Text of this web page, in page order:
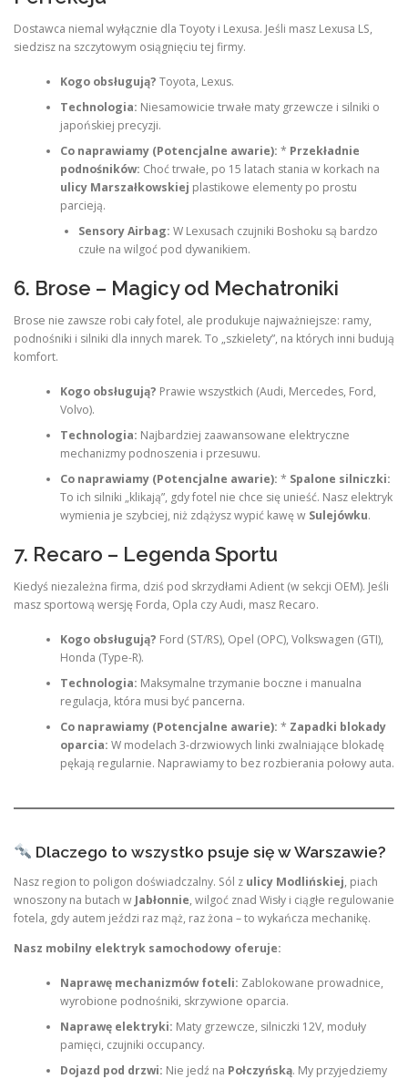
Dostawca niemal wyłącznie dla Toyoty i Lexusa. Jeśli masz Lexusa LS,
siedzisz na szczytowym osiągnięciu tej firmy.
Kogo obsługują? Toyota, Lexus.
Technologia: Niesamowicie trwałe maty grzewcze i silniki o
japońskiej precyzji.
Co naprawiamy (Potencjalne awarie): * Przekładnie
podnośników: Choć trwałe, po 15 latach stania w korkach na
ulicy Marszałkowskiej plastikowe elementy po prostu
parcieją.
Sensory Airbag: W Lexusach czujniki Boshoku są bardzo
czułe na wilgoć pod dywanikiem.
6. Brose – Magicy od Mechatroniki
Brose nie zawsze robi cały fotel, ale produkuje najważniejsze: ramy,
podnośniki i silniki dla innych marek. To „szkielety”, na których inni budują
komfort.
Kogo obsługują? Prawie wszystkich (Audi, Mercedes, Ford,
Volvo).
Technologia: Najbardziej zaawansowane elektryczne
mechanizmy podnoszenia i przesuwu.
Co naprawiamy (Potencjalne awarie): * Spalone silniczki:
To ich silniki „klikają”, gdy fotel nie chce się unieść. Nasz elektryk
wymienia je szybciej, niż zdążysz wypić kawę w Sulejówku.
7. Recaro – Legenda Sportu
Kiedyś niezależna firma, dziś pod skrzydłami Adient (w sekcji OEM). Jeśli
masz sportową wersję Forda, Opla czy Audi, masz Recaro.
Kogo obsługują? Ford (ST/RS), Opel (OPC), Volkswagen (GTI),
Honda (Type-R).
Technologia: Maksymalne trzymanie boczne i manualna
regulacja, która musi być pancerna.
Co naprawiamy (Potencjalne awarie): * Zapadki blokady
oparcia: W modelach 3-drzwiowych linki zwalniające blokadę
pękają regularnie. Naprawiamy to bez rozbierania połowy auta.
Dlaczego to wszystko psuje się w Warszawie?
Nasz region to poligon doświadczalny. Sól z ulicy Modlińskiej, piach
wnoszony na butach w Jabłonnie, wilgoć znad Wisły i ciągłe regulowanie
fotela, gdy autem jeździ raz mąż, raz żona – to wykańcza mechanikę.
Nasz mobilny elektryk samochodowy oferuje:
Naprawę mechanizmów foteli: Zablokowane prowadnice,
wyrobione podnośniki, skrzywione oparcia.
Naprawę elektryki: Maty grzewcze, silniczki 12V, moduły
pamięci, czujniki occupancy.
Dojazd pod drzwi: Nie jedź na Połczyńską. My przyjedziemy